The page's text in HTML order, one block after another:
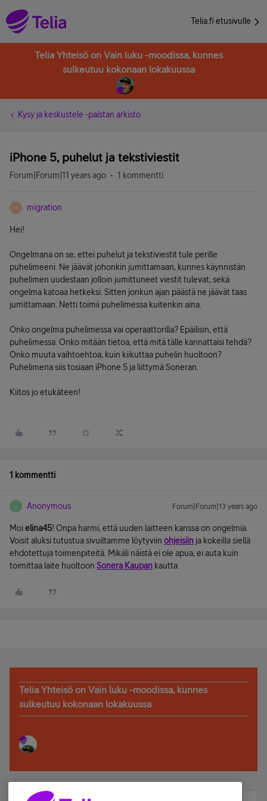
Telia.fi etusivulle
Telia Yhteisö on Vain luku -moodissa, kunnes
sulkeutuu kokonaan lokakuussa
Kysy ja keskustele -palstan arkisto
iPhone 5, puhelut ja tekstiviestit
Forum|Forum|11 years ago 1 kommentti
M migration
Hei!
Ongelmana on se, ettei puhelut ja tekstiviestit tule perille
puhelimeeni. Ne jäävät johonkin jumittamaan, kunnes käynnistän
puhelimen uudestaan jolloin jumittuneet viestit tulevat, sekä
ongelma katoaa hetkeksi. Sitten jonkun ajan päästä ne jäävät taas
jumittamaan. Netti toimii puhelimessa kuitenkin aina.
Onko ongelma puhelimessa vai operaattorilla? Epäilisin, että
puhelimessa. Onko mitään tietoa, että mitä tälle kannattaisi tehdä?
Onko muuta vaihtoehtoa, kuin kiikuttaa puhelin huoltoon?
Puhelimena siis tosiaan iPhone 5 ja liittymä Soneran.
Kiitos jo etukäteen!
1 kommentti
A Anonymous Forum|Forum|13 years ago
Moielina45! Onpa harmi, että uuden laitteen kanssa on ongelmia.
Voisit aluksi tutustua sivuiltamme löytyviin ohjeisiin ja kokeilla siellä
ehdotettuja toimenpiteitä. Mikäli näistä ei ole apua, ei auta kuin
toimittaa laite huoltoon Sonera Kaupan kautta.
Telia Yhteisö on Vain luku -moodissa, kunnes
sulkeutuu kokonaan lokakuussa